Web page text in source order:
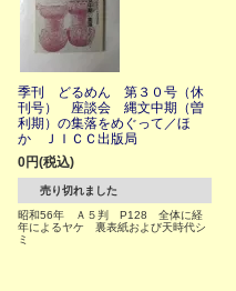
季刊 どるめん 第３０号（休
刊号） 座談会 縄文中期（曽
利期）の集落をめぐって／ほ
か ＪＩＣＣ出版局
0円(税込)
売り切れました
昭和56年 Ａ５判 P128 全体に経
年によるヤケ 裏表紙および天時代シ
ミ